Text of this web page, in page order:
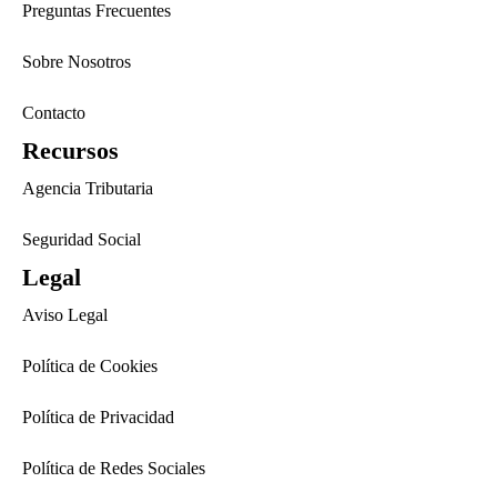
Preguntas Frecuentes
Sobre Nosotros
Contacto
Recursos
Agencia Tributaria
Seguridad Social
Legal
Aviso Legal
Política de Cookies
Política de Privacidad
Política de Redes Sociales